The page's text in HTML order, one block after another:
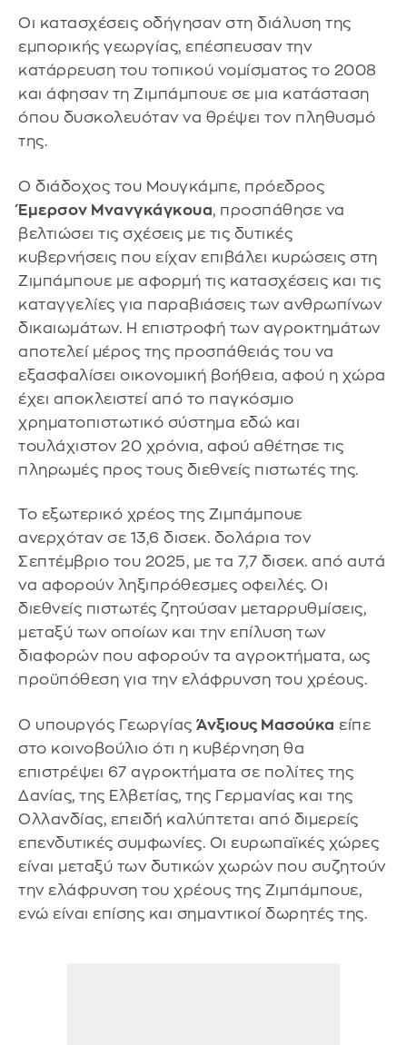
Οι κατασχέσεις οδήγησαν στη διάλυση της
εμπορικής γεωργίας, επέσπευσαν την
κατάρρευση του τοπικού νομίσματος το 2008
και άφησαν τη Ζιμπάμπουε σε μια κατάσταση
όπου δυσκολευόταν να θρέψει τον πληθυσμό
της.
Ο διάδοχος του Μουγκάμπε, πρόεδρος
Έμερσον Μνανγκάγκουα, προσπάθησε να
βελτιώσει τις σχέσεις με τις δυτικές
κυβερνήσεις που είχαν επιβάλει κυρώσεις στη
Ζιμπάμπουε με αφορμή τις κατασχέσεις και τις
καταγγελίες για παραβιάσεις των ανθρωπίνων
δικαιωμάτων. Η επιστροφή των αγροκτημάτων
αποτελεί μέρος της προσπάθειάς του να
εξασφαλίσει οικονομική βοήθεια, αφού η χώρα
έχει αποκλειστεί από το παγκόσμιο
χρηματοπιστωτικό σύστημα εδώ και
τουλάχιστον 20 χρόνια, αφού αθέτησε τις
πληρωμές προς τους διεθνείς πιστωτές της.
Το εξωτερικό χρέος της Ζιμπάμπουε
ανερχόταν σε 13,6 δισεκ. δολάρια τον
Σεπτέμβριο του 2025, με τα 7,7 δισεκ. από αυτά
να αφορούν ληξιπρόθεσμες οφειλές. Οι
διεθνείς πιστωτές ζητούσαν μεταρρυθμίσεις,
μεταξύ των οποίων και την επίλυση των
διαφορών που αφορούν τα αγροκτήματα, ως
προϋπόθεση για την ελάφρυνση του χρέους.
Ο υπουργός Γεωργίας Άνξιους Μασούκα είπε
στο κοινοβούλιο ότι η κυβέρνηση θα
επιστρέψει 67 αγροκτήματα σε πολίτες της
Δανίας, της Ελβετίας, της Γερμανίας και της
Ολλανδίας, επειδή καλύπτεται από διμερείς
επενδυτικές συμφωνίες. Οι ευρωπαϊκές χώρες
είναι μεταξύ των δυτικών χωρών που συζητούν
την ελάφρυνση του χρέους της Ζιμπάμπουε,
ενώ είναι επίσης και σημαντικοί δωρητές της.